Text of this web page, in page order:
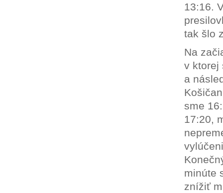
13:16.
tak šlo
Na
v ktorej
a
sme
17:20,
minúte
znížiť